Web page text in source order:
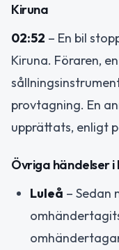
Kiruna
02:52 – En bil
Kiruna. Föraren,
provtagning. En
upprättats, enligt
Övriga händelser i
Luleå – Sedan